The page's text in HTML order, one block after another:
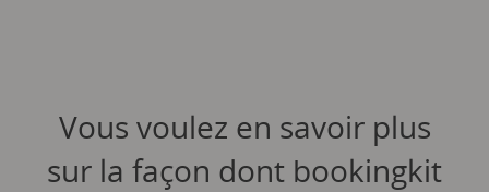
Vous voulez en savoir plus
sur la façon dont bookingkit